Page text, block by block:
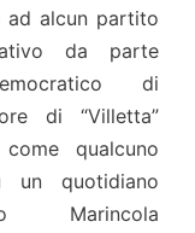
ad alcun partito
da parte
di
di “Villetta”
qualcuno
un quotidiano
Marincola